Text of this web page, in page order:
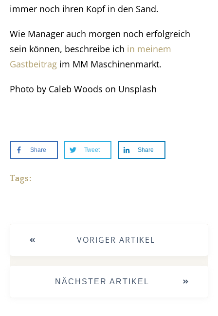
immer noch ihren Kopf in den Sand.
Wie Manager auch morgen noch erfolgreich
sein können, beschreibe ich in meinem
Gastbeitrag im MM Maschinenmarkt.
Photo by Caleb Woods on Unsplash
Share Tweet Share
Tags:
VORIGER ARTIKEL
NÄCHSTER ARTIKEL